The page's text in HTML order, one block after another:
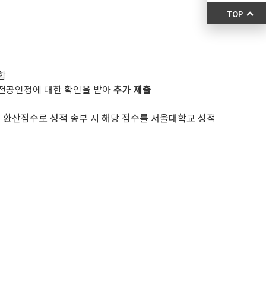
공인정에 대한 확인을 받아추가 제출
산점수로 성적 송부 시 해당 점수를 서울대학교 성적
TOP